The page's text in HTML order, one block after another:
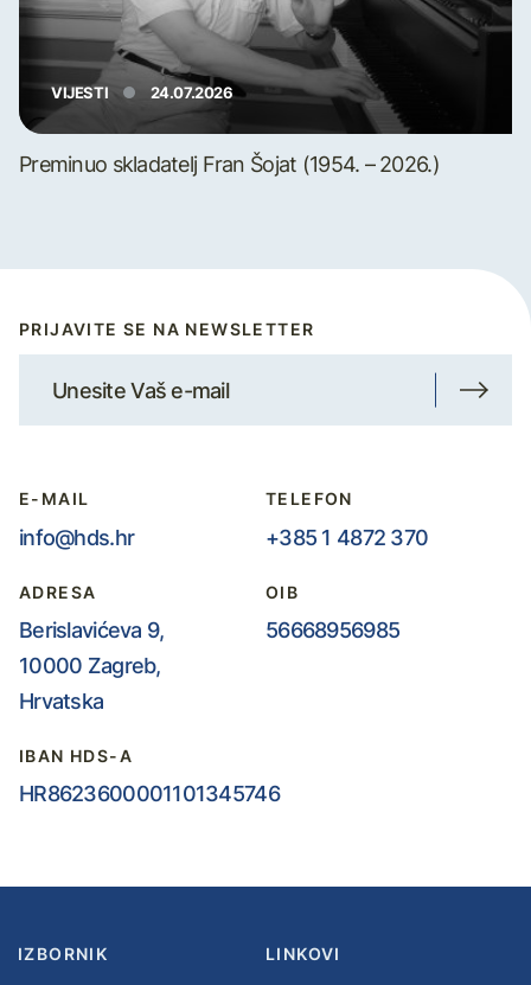
VIJESTI 24.07.2026
Preminuo skladatelj Fran Šojat (1954. – 2026.)
PRIJAVITE SE NA NEWSLETTER
E-MAIL
info@hds.hr
TELEFON
+385 1 4872 370
ADRESA
Berislavićeva 9,
10000 Zagreb,
Hrvatska
OIB
56668956985
IBAN HDS-A
HR8623600001101345746
IZBORNIK LINKOVI